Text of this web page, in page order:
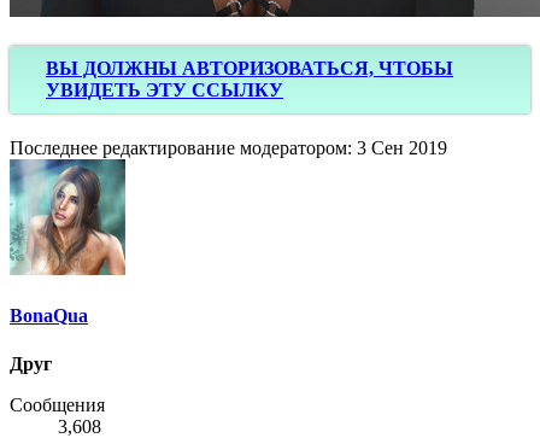
ВЫ ДОЛЖНЫ АВТОРИЗОВАТЬСЯ, ЧТОБЫ
УВИДЕТЬ ЭТУ ССЫЛКУ
Последнее редактирование модератором: 3 Сен 2019
BonaQua
Друг
Сообщения
3,608